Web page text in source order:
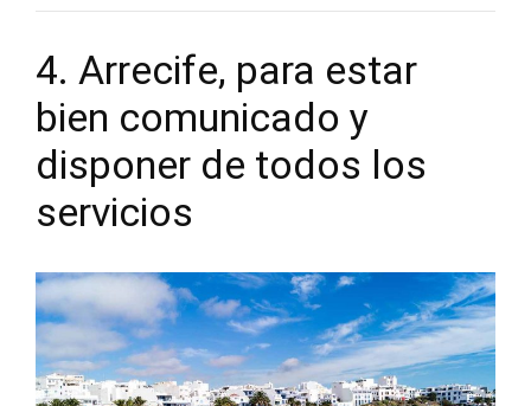
4. Arrecife, para estar
bien comunicado y
disponer de todos los
servicios